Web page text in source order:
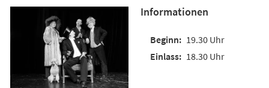
Informationen
19.30 Uhr
18.30 Uhr